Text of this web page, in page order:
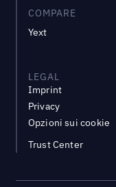
COMPARE
Yext
LEGAL
Imprint
Privacy
Opzioni sui cookie
Trust Center